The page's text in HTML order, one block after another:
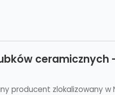
ceramicznych
producent zlokalizowany w